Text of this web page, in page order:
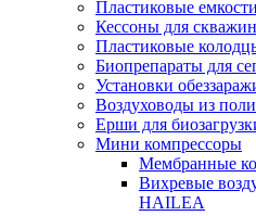
Пластиковые
Кессоны для
Пластиковые
Биопрепараты для
Установки
Воздуховоды из
Ерши для
Мини компрессоры
Мембранные
Вихревые
HAILEA